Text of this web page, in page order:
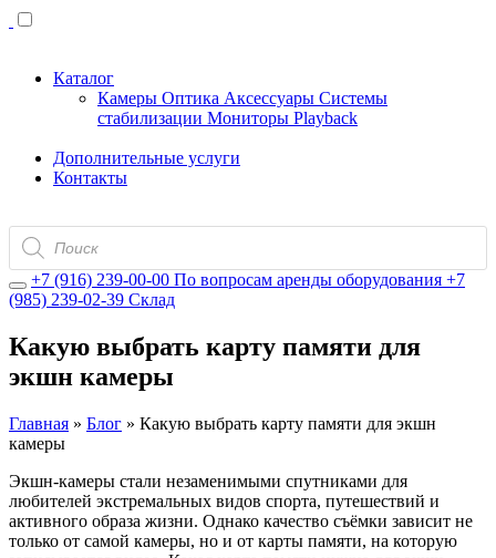
Каталог
Камеры Оптика Аксессуары Системы
стабилизации Мониторы Playback
Дополнительные услуги
Контакты
Поиск
товаров
+7 (916) 239-00-00 По вопросам аренды оборудования +7
(985) 239-02-39 Склад
Какую выбрать карту памяти для
экшн камеры
Главная » Блог » Какую выбрать карту памяти для экшн
камеры
Экшн-камеры стали незаменимыми спутниками для
любителей экстремальных видов спорта, путешествий и
активного образа жизни. Однако качество съёмки зависит не
только от самой камеры, но и от карты памяти, на которую